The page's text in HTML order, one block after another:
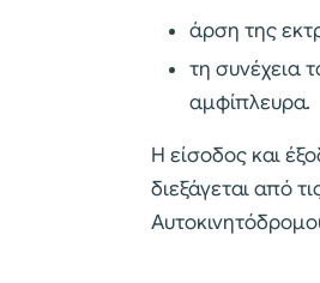
άρση της
τη συνέχεια
αμφίπλευρα.
Η είσοδος και
διεξάγεται από